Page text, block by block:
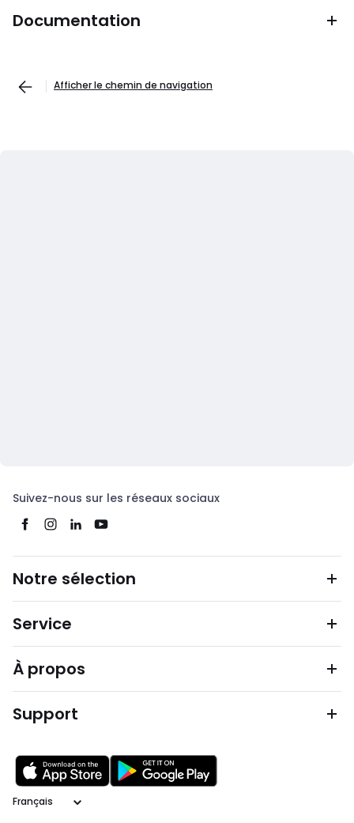
Documentation
Afficher le chemin de navigation
Suivez-nous sur les réseaux sociaux
Notre sélection
Service
À propos
Support
Langage